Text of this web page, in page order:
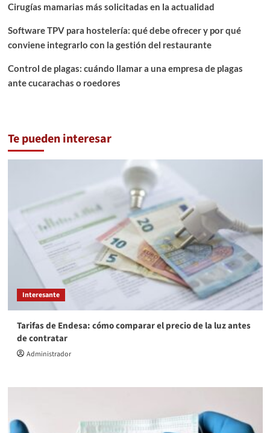
Cirugías mamarias más solicitadas en la actualidad
Software TPV para hostelería: qué debe ofrecer y por qué
conviene integrarlo con la gestión del restaurante
Control de plagas: cuándo llamar a una empresa de plagas
ante cucarachas o roedores
Te pueden interesar
Interesante
Tarifas de Endesa: cómo comparar el precio de la luz antes
de contratar
Administrador